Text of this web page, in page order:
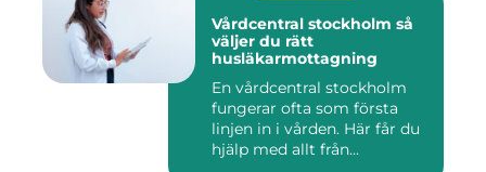
Vårdcentral stockholm så
väljer du rätt
husläkarmottagning
En vårdcentral stockholm
fungerar ofta som första
linjen in i vården. Här får du
hjälp med allt från...